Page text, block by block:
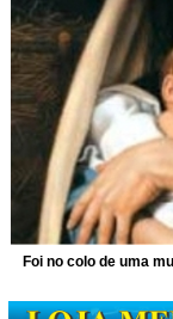
Foi no colo de uma